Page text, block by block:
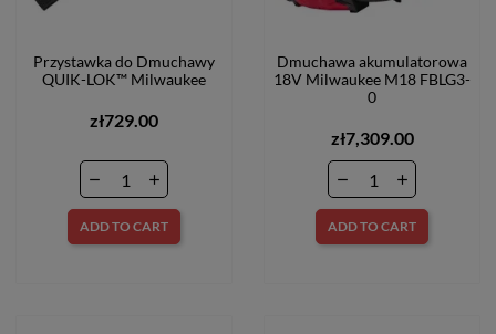
Przystawka do Dmuchawy
QUIK-LOK™ Milwaukee
zł729.00
ADD TO CART
Dmuchawa akumulatorowa
18V Milwaukee M18 FBLG3-
0
zł7,309.00
ADD TO CART